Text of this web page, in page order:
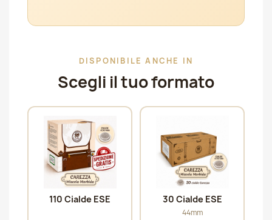
DISPONIBILE ANCHE IN
Scegli il tuo formato
110 Cialde ESE 30 Cialde ESE
44mm